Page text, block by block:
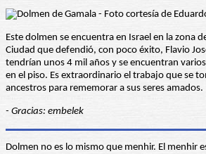
Este dolmen se encuentra en Israel en la zona
Ciudad que defendió, con poco éxito, Flavio
tendrían unos 4 mil años y se encuentran
en el piso. Es extraordinario el trabajo que se
ancestros para rememorar a sus seres amados.
- Gracias: embelek
Dolmen no es lo mismo que menhir. El menhir